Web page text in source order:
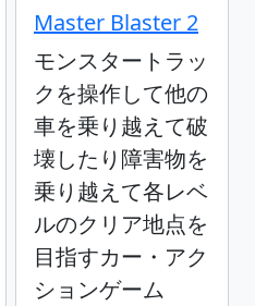
Master Blaster 2
モンスタートラッ
クを操作して他の
車を乗り越えて破
壊したり障害物を
乗り越えて各レベ
ルのクリア地点を
目指すカー・アク
ションゲーム